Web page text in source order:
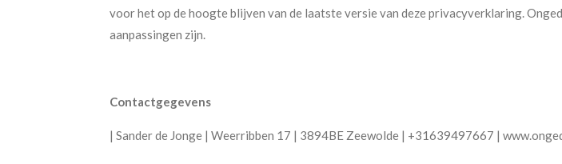
voor het op de hoogte blijven van de laatste versie van deze privacyverklaring.
aanpassingen zijn.
Contactgegevens
| Sander de Jonge | Weerribben 17 | 3894BE Zeewolde | +31639497667 |